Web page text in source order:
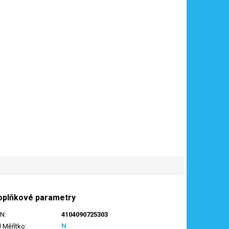
parametry
: 4104090725303
Měřítko: N